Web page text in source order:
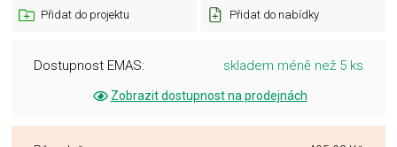
Přidat do projektu Přidat do nabídky
Dostupnost EMAS: skladem méně než 5 ks
Zobrazit dostupnost na prodejnách